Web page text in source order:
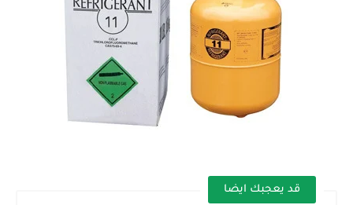
قد يعجبك ايضا